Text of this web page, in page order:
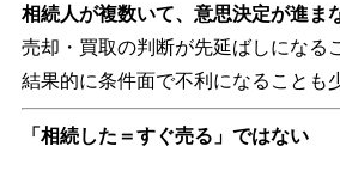
相続人が複数いて、意思決定が進ま
売却・買取の判断が先延ばしになる
結果的に条件面で不利になることも
「相続した＝すぐ売る」ではない